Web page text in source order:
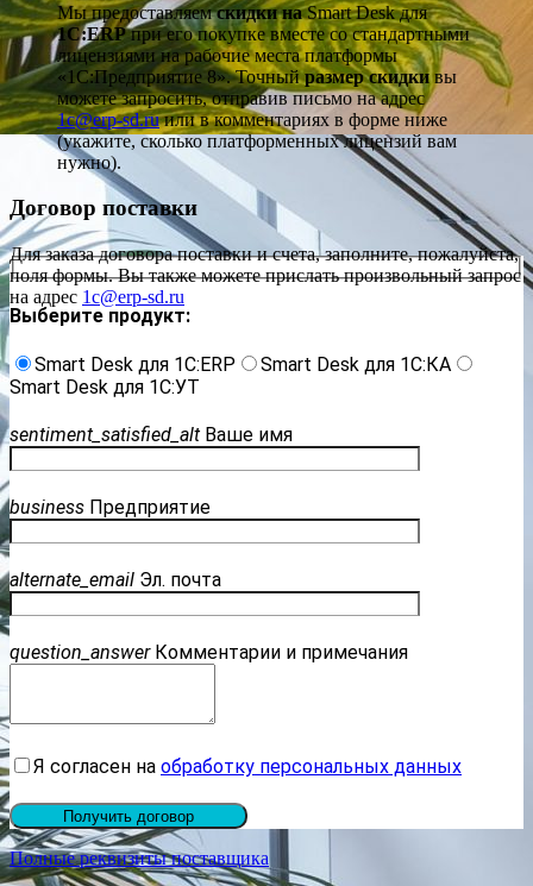
Мы предоставляемскидки наSmart Desk для
1С:ERPпри его покупке вместе со стандартными
лицензиями на рабочие места платформы
«1С:Предприятие 8». Точныйразмер скидкивы
можете запросить, отправив письмо на адрес
1c@erp-sd.ruили в комментариях в форме ниже
(укажите, сколько платформенных лицензий вам
нужно).
Договор поставки
Для заказа договора поставки и счета, заполните, пожалуйста,
поля формы. Вы также можете прислать произвольный запрос
на адрес 1c@erp-sd.ru
Выберите продукт:
Smart Desk для 1С:ERP
Smart Desk для 1С:КА
Smart Desk для 1С:УТ
sentiment_satisfied_alt Ваше имя
business Предприятие
alternate_email Эл. почта
question_answerКомментарии и примечания
Я согласен на обработку персональных данных
Полные реквизиты поставщика